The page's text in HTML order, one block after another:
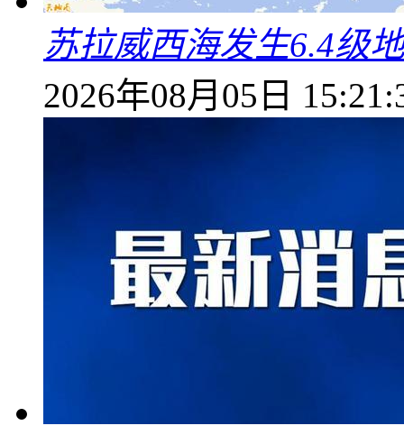
苏拉威西海发生6.4级
2026年08月05日